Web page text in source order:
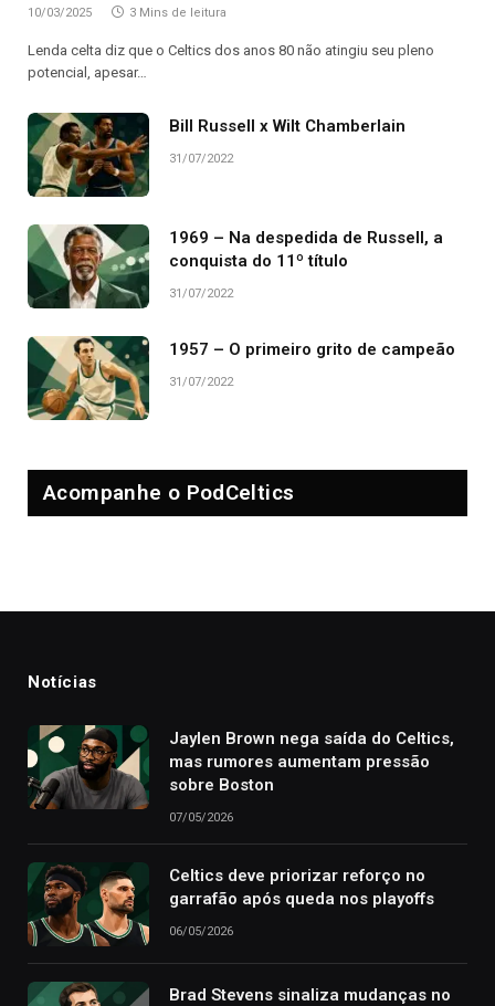
10/03/2025 3 Mins de leitura
Lenda celta diz que o Celtics dos anos 80 não atingiu seu pleno
potencial, apesar…
Bill Russell x Wilt Chamberlain
31/07/2022
1969 – Na despedida de Russell, a
conquista do 11º título
31/07/2022
1957 – O primeiro grito de campeão
31/07/2022
Acompanhe o PodCeltics
Notícias
Jaylen Brown nega saída do Celtics,
mas rumores aumentam pressão
sobre Boston
07/05/2026
Celtics deve priorizar reforço no
garrafão após queda nos playoffs
06/05/2026
Brad Stevens sinaliza mudanças no